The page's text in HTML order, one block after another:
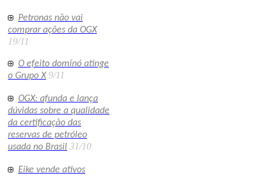
Petronas não vai
comprar ações da OGX
19/11
O efeito dominó atinge
o Grupo X 9/11
OGX: afunda e lança
dúvidas sobre a qualidade
da certificação das
reservas de petróleo
usada no Brasil 31/10
Eike vende ativos